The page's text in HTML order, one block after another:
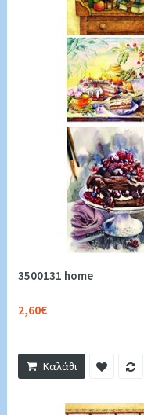
3500131 home
2,60€
Καλάθι